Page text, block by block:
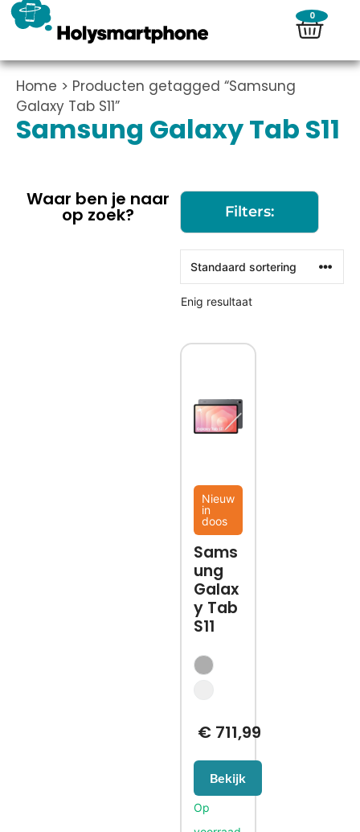
0
Home > Producten getagged “Samsung
Galaxy Tab S11”
Samsung Galaxy Tab S11
Waar ben je naar
op zoek? Filters:
Enig resultaat
Nieuw
in
doos
Sams
ung
Galax
y Tab
S11
€711,99
Bekijk